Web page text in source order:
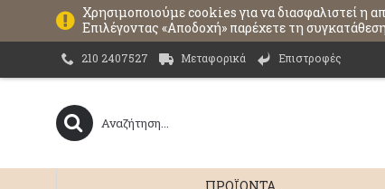
Χρησιμοποιούμε cookies για να διασφαλιστεί η
Επιλέγοντας «Αποδοχή» παρέχετε τη
210 2407527 Μεταφορικά Επιστροφές